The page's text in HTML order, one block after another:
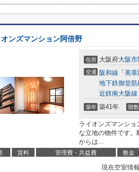
ンズマンション阿倍野
住所 大阪府大阪
交通 阪和線 「 美章
地下鉄御堂筋
近鉄南大阪線
築年 築41年 階数
ライオンズマンシ
な立地の物件です
からは...
賃料 管理費・共益費 敷金
現在空室情